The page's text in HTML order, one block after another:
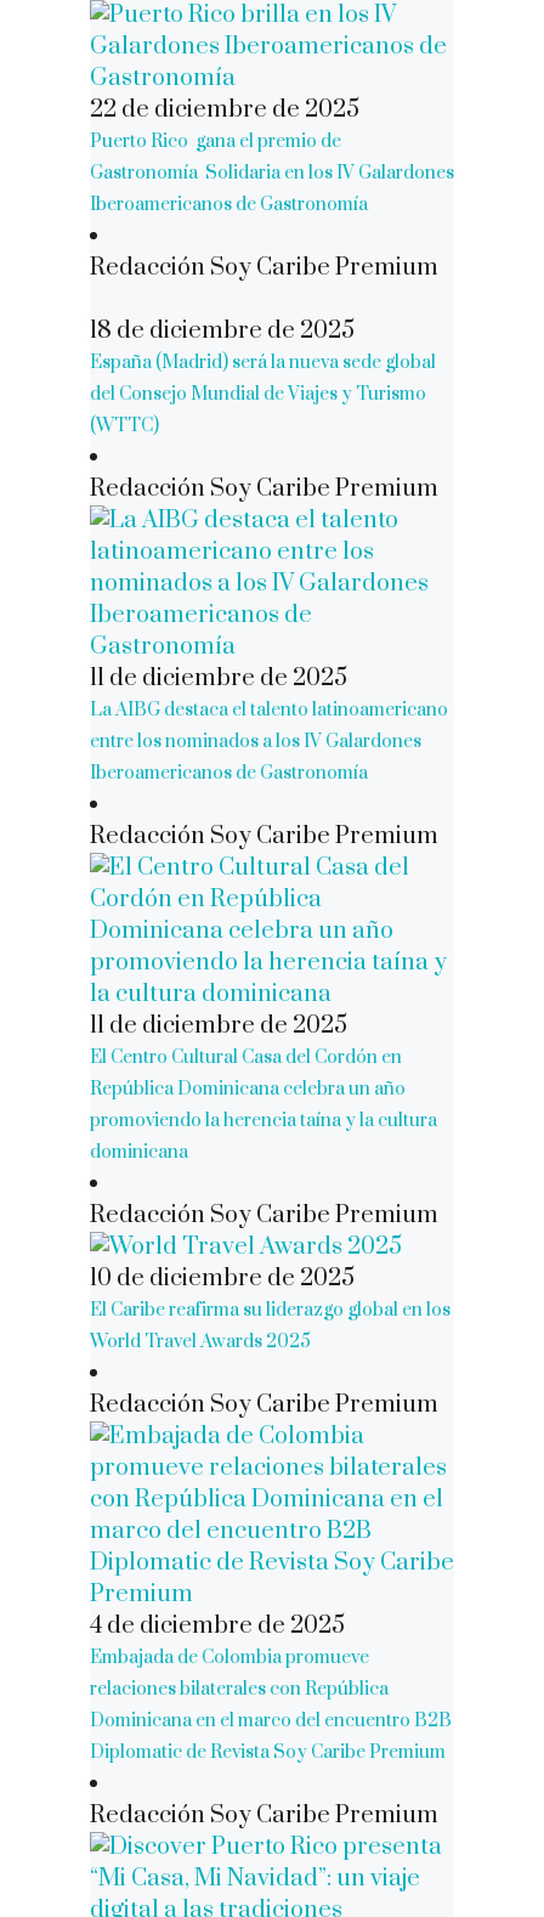
22 de diciembre de 2025
Puerto Rico gana el premio de
Gastronomía Solidaria en los IV Galardones
Iberoamericanos de Gastronomía
Redacción Soy Caribe Premium
18 de diciembre de 2025
España (Madrid) será la nueva sede global
del Consejo Mundial de Viajes y Turismo
(WTTC)
Redacción Soy Caribe Premium
11 de diciembre de 2025
La AIBG destaca el talento latinoamericano
entre los nominados a los IV Galardones
Iberoamericanos de Gastronomía
Redacción Soy Caribe Premium
11 de diciembre de 2025
El Centro Cultural Casa del Cordón en
República Dominicana celebra un año
promoviendo la herencia taína y la cultura
dominicana
Redacción Soy Caribe Premium
10 de diciembre de 2025
El Caribe reafirma su liderazgo global en los
World Travel Awards 2025
Redacción Soy Caribe Premium
4 de diciembre de 2025
Embajada de Colombia promueve
relaciones bilaterales con República
Dominicana en el marco del encuentro B2B
Diplomatic de Revista Soy Caribe Premium
Redacción Soy Caribe Premium